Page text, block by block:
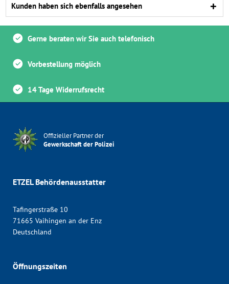
Kunden haben sich ebenfalls angesehen
Gerne beraten wir Sie auch telefonisch
Vorbestellung möglich
14 Tage Widerrufsrecht
Offizieller Partner der
Gewerkschaft der Polizei
ETZEL Behördenausstatter
Tafingerstraße 10
71665 Vaihingen an der Enz
Deutschland
Öffnungszeiten